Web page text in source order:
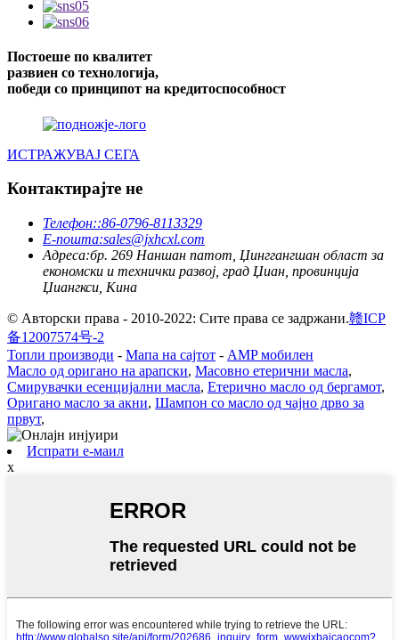
Постоеше по квалитет
развиен со технологија,
победи со принципот на кредитоспособност
ИСТРАЖУВАЈ СЕГА
Контактирајте не
Телефон::86-0796-8113329
Е-пошта:sales@jxhcxl.com
Адреса:бр. 269 Наншан патот, Џинггангшан област за
економски и технички развој, град Џиан, провинција
Џиангкси, Кина
© Авторски права - 2010-2022: Сите права се задржани.赣ICP
备12007574号-2
Топли производи - Мапа на сајтот - AMP мобилен
Масло од оригано на арапски, Масовно етерични масла,
Смирувачки есенцијални масла, Етерично масло од бергамот,
Оригано масло за акни, Шампон со масло од чајно дрво за
првут,
Испрати е-маил
x